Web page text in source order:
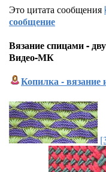
Это цитата сообщения
сообщение
Вязание спицами -
Видео-МК
Копилка - вязание